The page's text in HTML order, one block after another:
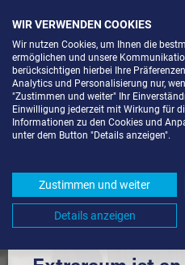
LAGERBOX IN
Komfortabel
WIR VERWENDEN COOKIES
Wir nutzen Cookies, um Ihnen die
ermöglichen und unsere
berücksichtigen hierbei Ihre
Analytics und Personalisierung nur,
"Zustimmen und weiter" Ihr
Einwilligung jederzeit mit Wirkung für
Informationen zu den Cookies und
unter dem Button "Details anzeigen".
Zustimmen und weiter
Details anzeigen